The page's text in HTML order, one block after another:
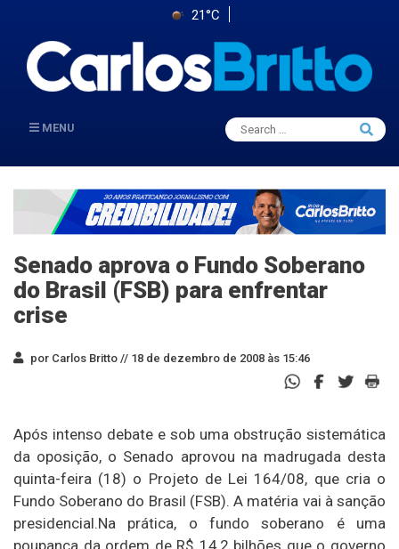
21°C
MENU
Search
for:
Search
Senado aprova o Fundo Soberano
do Brasil (FSB) para enfrentar
crise
por Carlos Britto // 18 de dezembro de 2008 às 15:46
Após intenso debate e sob uma obstrução sistemática
da oposição, o Senado aprovou na madrugada desta
quinta-feira (18) o Projeto de Lei 164/08, que cria o
Fundo Soberano do Brasil (FSB). A matéria vai à sanção
presidencial.Na prática, o fundo soberano é uma